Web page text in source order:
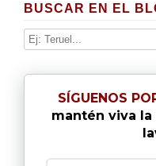
BUSCAR EN EL
SÍGUENOS
mantén viva